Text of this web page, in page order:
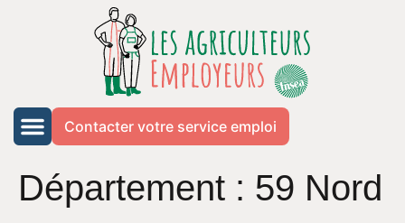
Contacter votre service emploi
Département : 59 Nord